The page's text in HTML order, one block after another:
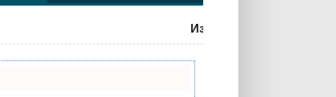
Изменения для ООО по УСН